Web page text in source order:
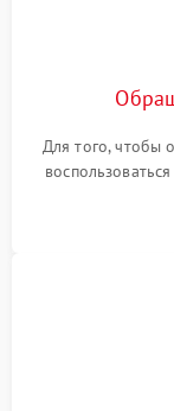
Для того, чтобы
или